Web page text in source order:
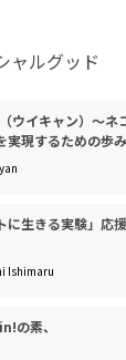
ャルグッド
ウイキャン）〜ネ
実現するための歩
に生きる実験」応
Ishimaru
の素、